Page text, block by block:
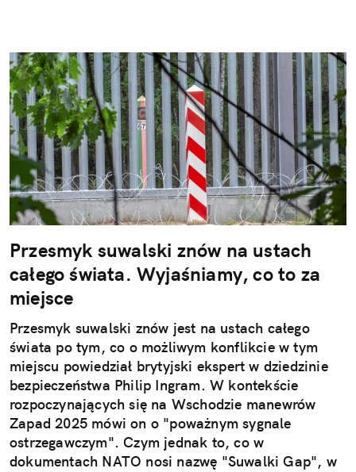
Przesmyk suwalski znów na ustach
całego świata. Wyjaśniamy, co to za
miejsce
Przesmyk suwalski znów jest na ustach całego
świata po tym, co o możliwym konflikcie w tym
miejscu powiedział brytyjski ekspert w dziedzinie
bezpieczeństwa Philip Ingram. W kontekście
rozpoczynających się na Wschodzie manewrów
Zapad 2025 mówi on o "poważnym sygnale
ostrzegawczym". Czym jednak to, co w
dokumentach NATO nosi nazwę "Suwalki Gap", w